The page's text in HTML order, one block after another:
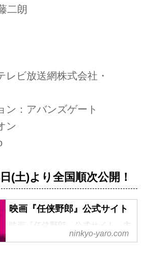
二朗
レビ放送網株式会社・
ン：アバンズゲート
ン
(土)より­全国順次公開！
映画『任侠野郎』公式サイト
映画『任侠野郎』公式サイト 主
演・蛭子能収 2016年6月4日
ninkyo-yaro.com